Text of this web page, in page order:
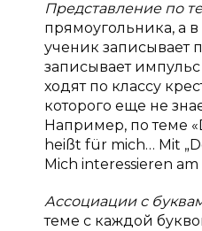
Представление по
прямоугольника, а
ученик записывает
записывает
ходят по классу
которого еще не
Например, по теме
heißt für mich… Mit
Mich interessieren am
Ассоциации с
теме с каждой